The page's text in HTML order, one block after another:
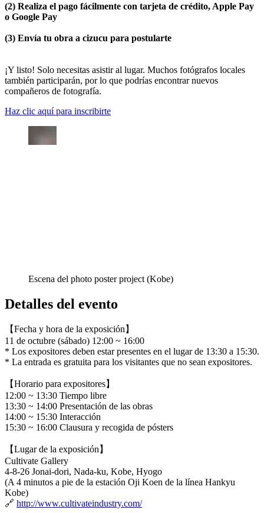
(2) Realiza el pago fácilmente con tarjeta de crédito, Apple Pay
o Google Pay
(3) Envía tu obra a cizucu para postularte
¡Y listo! Solo necesitas asistir al lugar. Muchos fotógrafos locales
también participarán, por lo que podrías encontrar nuevos
compañeros de fotografía.
Haz clic aquí para inscribirte
Escena del photo poster project (Kobe)
Detalles del evento
【Fecha y hora de la exposición】
11 de octubre (sábado) 12:00 ~ 16:00
* Los expositores deben estar presentes en el lugar de 13:30 a 15:30.
* La entrada es gratuita para los visitantes que no sean expositores.
【Horario para expositores】
12:00 ~ 13:30 Tiempo libre
13:30 ~ 14:00 Presentación de las obras
14:00 ~ 15:30 Interacción
15:30 ~ 16:00 Clausura y recogida de pósters
【Lugar de la exposición】
Cultivate Gallery
4-8-26 Jonai-dori, Nada-ku, Kobe, Hyogo
(A 4 minutos a pie de la estación Oji Koen de la línea Hankyu
Kobe)
🔗 http://www.cultivateindustry.com/